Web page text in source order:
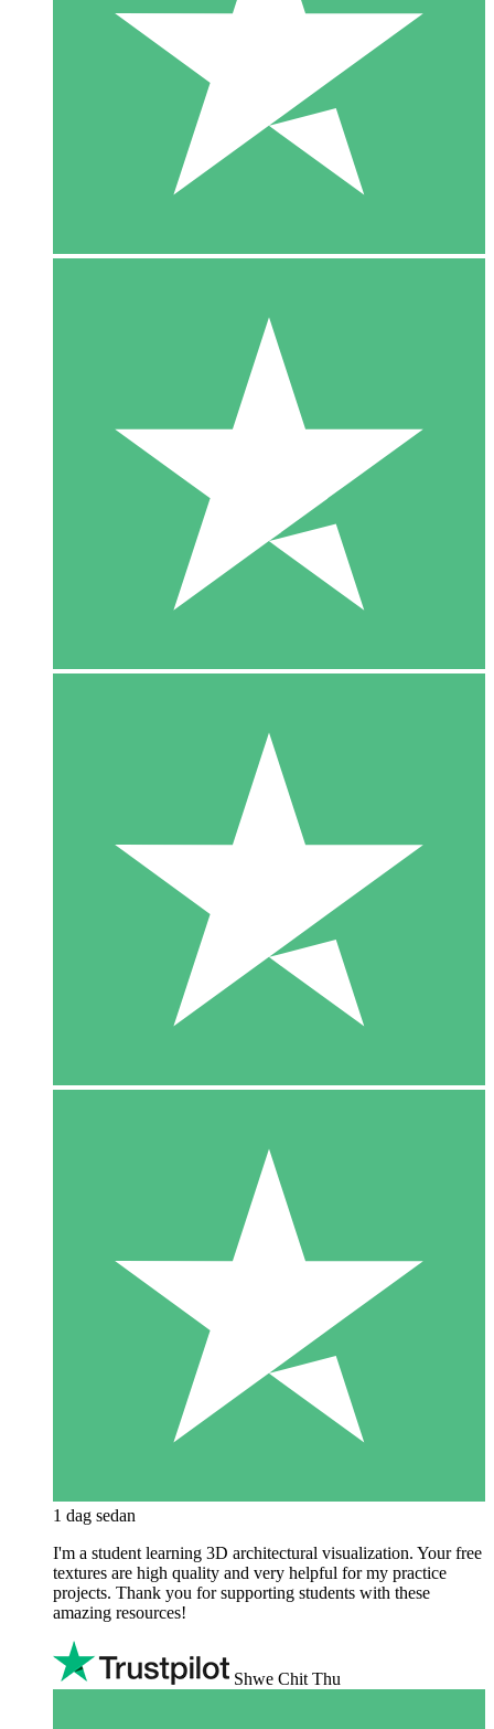
1 dag sedan
I'm a student learning 3D architectural visualization. Your free
textures are high quality and very helpful for my practice
projects. Thank you for supporting students with these
amazing resources!
Shwe Chit Thu